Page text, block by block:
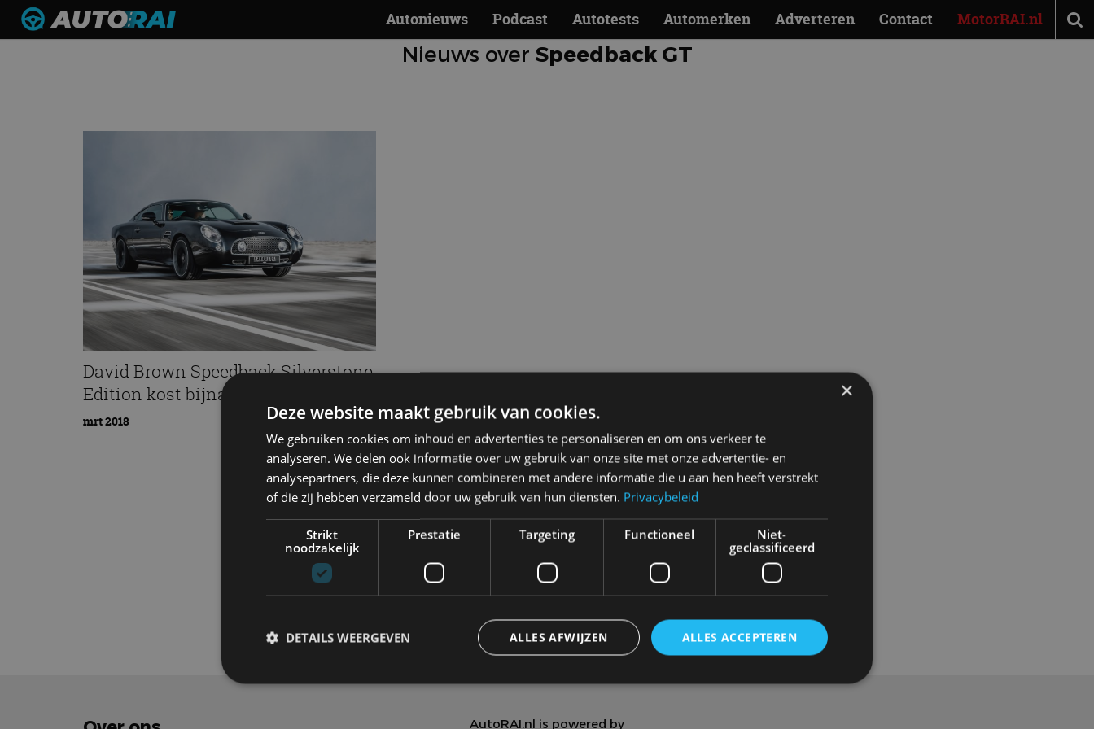
Autonieuws Podcast Autotests Automerken Adverteren Contact MotorRAI.nl
Nieuws over Speedback GT
David Brown Speedback Silverstone
Edition kost bijna 1 miljoen euro
mrt 2018
Meer autonieuws
Alle categorieën van AutoRAI.nl
Elektrisch Autotests Interview Column
Gadgets
Games
AutoRAI.nl is powered by
×
Deze website maakt gebruik van cookies.
We gebruiken cookies om inhoud en advertenties te personaliseren en om ons verkeer te
analyseren. We delen ook informatie over uw gebruik van onze site met onze advertentie- en
analysepartners, die deze kunnen combineren met andere informatie die u aan hen heeft verstrekt
of die zij hebben verzameld door uw gebruik van hun diensten. Privacybeleid
Strikt
noodzakelijk
Prestatie Targeting Functioneel
Niet-
geclassificeerd
ALLES ACCEPTEREN
ALLES AFWIJZEN
DETAILS WEERGEVEN
Targeting Functioneel